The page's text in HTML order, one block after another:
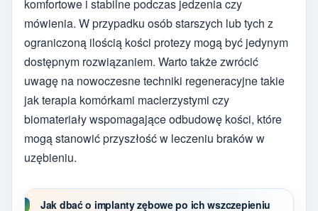
komfortowe i stabilne podczas jedzenia czy
mówienia. W przypadku osób starszych lub tych z
ograniczoną ilością kości protezy mogą być jedynym
dostępnym rozwiązaniem. Warto także zwrócić
uwagę na nowoczesne techniki regeneracyjne takie
jak terapia komórkami macierzystymi czy
biomateriały wspomagające odbudowę kości, które
mogą stanowić przyszłość w leczeniu braków w
uzębieniu.
Jak dbać o implanty zębowe po ich wszczepieniu